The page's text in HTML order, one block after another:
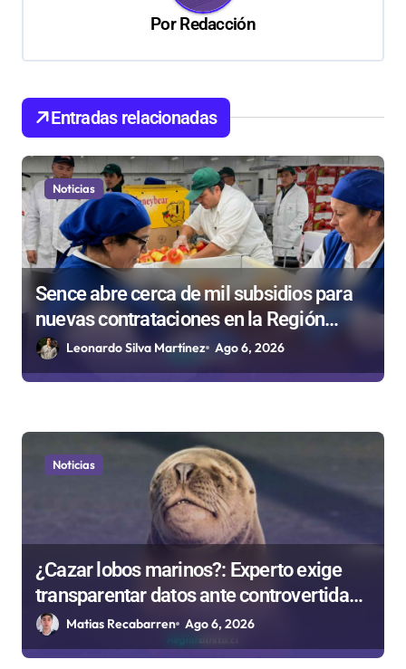
ó
e
e
n
t
r
s
PorRedacción
Entradas relacionadas
Noticias
Sence abre cerca de mil subsidios para
nuevas contrataciones en la Región
Antofagasta
Leonardo Silva Martínez Ago 6, 2026
Noticias
¿Cazar lobos marinos?: Experto exige
transparentar datos ante controvertida
medida que evalúa el Gobierno
Matias Recabarren Ago 6, 2026